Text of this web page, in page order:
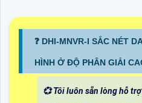
❓ DHI-MNVR-I SẮC NÉT
HÌNH Ở ĐỘ PHÂN GIẢI
💞 Tôi luôn sẵn lòng hỗ